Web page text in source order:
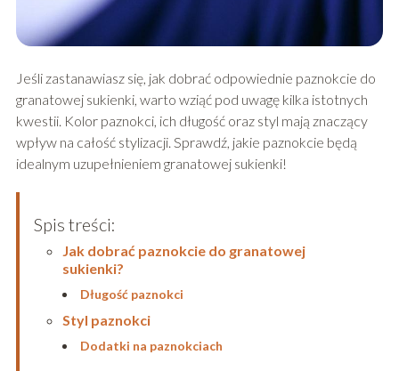
Jeśli zastanawiasz się, jak dobrać odpowiednie paznokcie do
granatowej sukienki, warto wziąć pod uwagę kilka istotnych
kwestii. Kolor paznokci, ich długość oraz styl mają znaczący
wpływ na całość stylizacji. Sprawdź, jakie paznokcie będą
idealnym uzupełnieniem granatowej sukienki!
Spis treści:
Jak dobrać paznokcie do granatowej
sukienki?
Długość paznokci
Styl paznokci
Dodatki na paznokciach